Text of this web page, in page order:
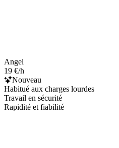
Angel
19 €/h
Nouveau
Habitué aux charges lourdes
Travail en sécurité
Rapidité et fiabilité